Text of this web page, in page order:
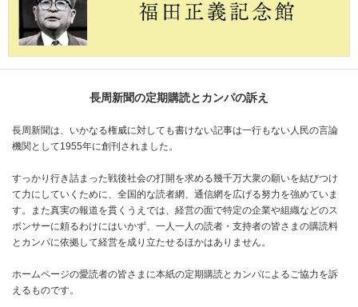
長周新聞の定期購読とカンパの訴え
長周新聞は、いかなる権威に対しても書けない記事は一行もない人民の言論
機関として1955年に創刊されました。
すっかり行き詰まった戦後社会の打開を求める幾千万大衆の願いを結びつけ
て力にしていくために、全国的な読者網、通信網を広げる努力を強めていま
す。また真実の報道を貫くうえでは、経営の面で特定の企業や組織などのス
ポンサーに頼るわけにはいかず、一人一人の読者・支持者の皆さまの購読料
とカンパに依拠して経営を成り立たせるほかはありません。
ホームページの愛読者の皆さまに本紙の定期購読とカンパによるご協力を訴
えるものです。